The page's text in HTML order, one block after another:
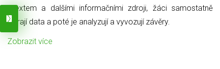
s textem a dalšími informačními zdroji, žáci samostatně
sbírají data a poté je analyzují a vyvozují závěry.
Zobrazit více